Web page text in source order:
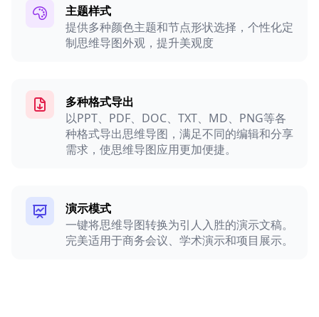
主题样式
提供多种颜色主题和节点形状选择，个性化定
制思维导图外观，提升美观度
多种格式导出
以PPT、PDF、DOC、TXT、MD、PNG等各
种格式导出思维导图，满足不同的编辑和分享
需求，使思维导图应用更加便捷。
演示模式
一键将思维导图转换为引人入胜的演示文稿。
完美适用于商务会议、学术演示和项目展示。